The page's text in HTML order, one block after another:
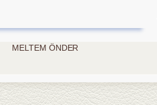
MELTEM ÖNDER